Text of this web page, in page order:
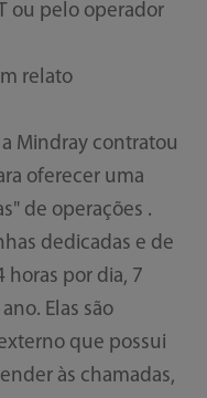
ou pelo operador
relato
Mindray contratou
oferecer uma
de operações .
dedicadas e de
horas por dia, 7
Elas são
que possui
às chamadas,